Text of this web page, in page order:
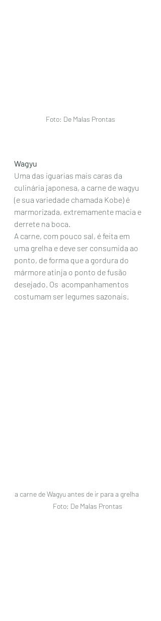
Foto: De Malas Prontas
Wagyu
Uma das iguarias mais caras da
culinária japonesa, a carne de wagyu
(e sua variedade chamada Kobe) é
marmorizada, extremamente macia e
derrete na boca.
A carne, com pouco sal, é feita em
uma grelha e deve ser consumida ao
ponto, de forma que a gordura do
mármore atinja o ponto de fusão
desejado. Os  acompanhamentos
costumam ser legumes sazonais.
a carne de Wagyu antes de ir para a grelha
         Foto: De Malas Prontas